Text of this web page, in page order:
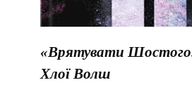
«Врятувати
Хлої Волш